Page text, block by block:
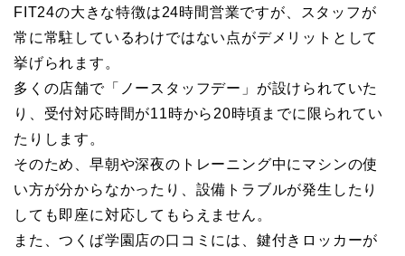
FIT24の大きな特徴は24時間営業ですが、スタッフが
常に常駐しているわけではない点がデメリットとして
挙げられます。
多くの店舗で「ノースタッフデー」が設けられていた
り、受付対応時間が11時から20時頃までに限られてい
たりします。
そのため、早朝や深夜のトレーニング中にマシンの使
い方が分からなかったり、設備トラブルが発生したり
しても即座に対応してもらえません。
また、つくば学園店の口コミには、鍵付きロッカーが